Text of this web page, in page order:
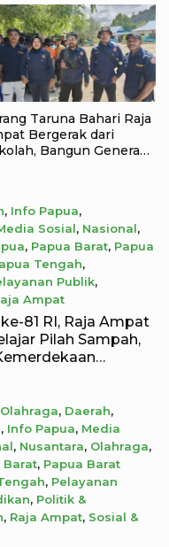
Taruna Bahari Raja
Bergerak dari
Bangun Generasi
, Info Papua,
Sosial, Nasional,
, Papua Barat, Papua
Tengah,
Publik,
Ampat
81 RI, Raja Ampat
Pilah Sampah,
, Daerah,
, Info Papua, Media
, Nusantara, Olahraga,
Barat, Papua Barat
, Pelayanan
, Politik &
, Raja Ampat, Sosial &